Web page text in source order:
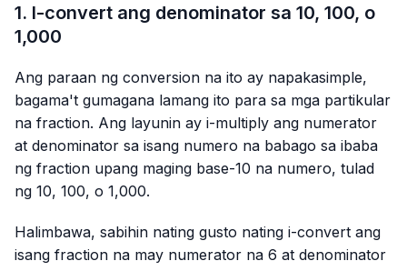
1. I-convert ang denominator sa 10, 100, o
1,000
Ang paraan ng conversion na ito ay napakasimple,
bagama't gumagana lamang ito para sa mga partikular
na fraction. Ang layunin ay i-multiply ang numerator
at denominator sa isang numero na babago sa ibaba
ng fraction upang maging base-10 na numero, tulad
ng 10, 100, o 1,000.
Halimbawa, sabihin nating gusto nating i-convert ang
isang fraction na may numerator na 6 at denominator